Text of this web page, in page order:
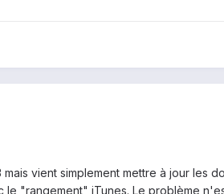
vient simplement mettre à jour les
"rangement" iTunes. Le problème